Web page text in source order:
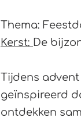
Thema:
Kerst: De
Tijdens
geïnspireerd
ontdekken